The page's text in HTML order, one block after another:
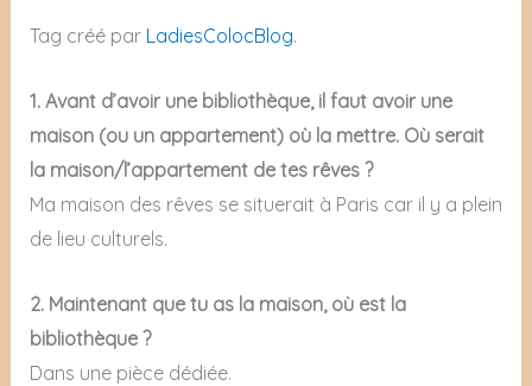
Tag créé par LadiesColocBlog.
1. Avant d’avoir une bibliothèque, il faut avoir une
maison (ou un appartement) où la mettre. Où serait
la maison/l’appartement de tes rêves ?
Ma maison des rêves se situerait à Paris car il y a plein
de lieu culturels.
2. Maintenant que tu as la maison, où est la
bibliothèque ?
Dans une pièce dédiée.